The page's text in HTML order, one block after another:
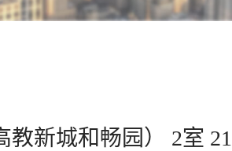
教新城和畅园） 2室